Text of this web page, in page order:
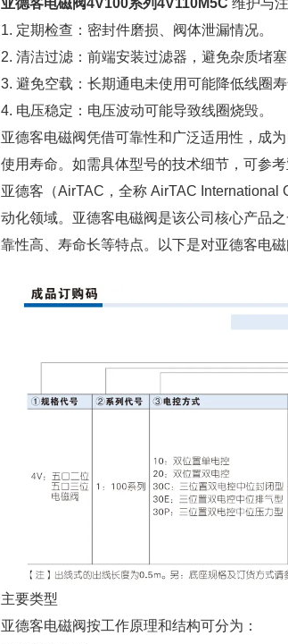
亚德客电磁阀4V100系列4V110M5C 维护与
1. 定期检查：密封件磨损、阀体泄漏情况。
2. 清洁过滤：前端安装过滤器，避免杂质堵
3. 避免空载：长期通电未使用可能降低线圈
4. 电压稳定：电压波动可能导致线圈烧毁。
亚德客电磁阀凭借可靠性和广泛适用性，成
使用寿命。如需具体型号的技术细节，可参
亚德客（AirTAC，全称 AirTAC International
动化领域。亚德客电磁阀是该公司核心产品
靠性高、寿命长等特点。以下是对亚德客电磁
主要类型
亚德客电磁阀按工作原理和结构可分为：